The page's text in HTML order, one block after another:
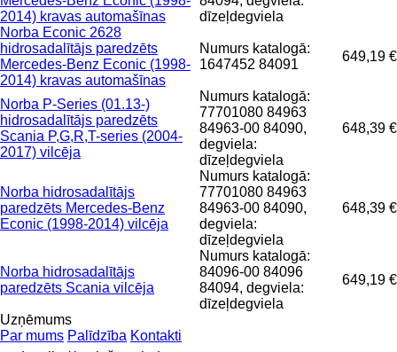
2014) kravas automašīnas
dīzeļdegviela
Norba Econic 2628
hidrosadalītājs paredzēts
Mercedes-Benz Econic (1998-
2014) kravas automašīnas
Numurs katalogā:
1647452 84091
649,19 €
Norba P-Series (01.13-)
hidrosadalītājs paredzēts
Scania P,G,R,T-series (2004-
2017) vilcēja
Numurs katalogā:
77701080 84963
84963-00 84090,
degviela:
dīzeļdegviela
648,39 €
Norba hidrosadalītājs
paredzēts Mercedes-Benz
Econic (1998-2014) vilcēja
Numurs katalogā:
77701080 84963
84963-00 84090,
degviela:
dīzeļdegviela
648,39 €
Norba hidrosadalītājs
paredzēts Scania vilcēja
Numurs katalogā:
84096-00 84096
84094, degviela:
dīzeļdegviela
649,19 €
Uzņēmums
Par mums Palīdzība Kontakti